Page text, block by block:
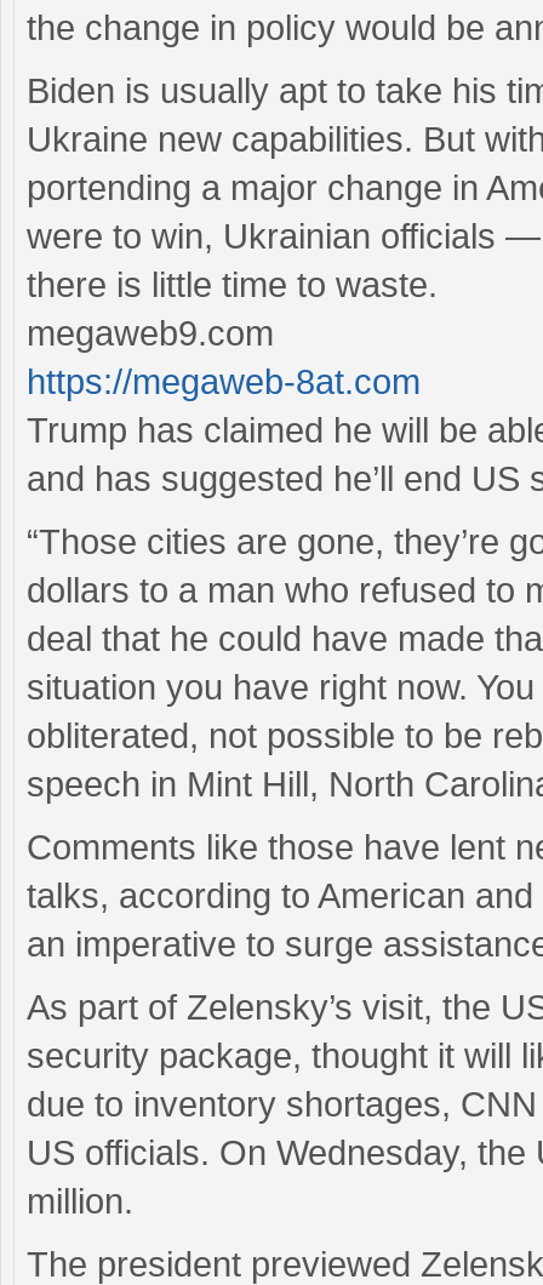
the change in policy would be
Biden is usually apt to take his
Ukraine new capabilities. But
portending a major change in
were to win, Ukrainian officials
there is little time to waste.
megaweb9.com
https://megaweb-8at.com
Trump has claimed he will be
and has suggested he’ll end US
“Those cities are gone, they’re
dollars to a man who refused to
deal that he could have made
situation you have right now.
obliterated, not possible to be
speech in Mint Hill, North
Comments like those have lent
talks, according to American
an imperative to surge
As part of Zelensky’s visit, the
security package, thought it will
due to inventory shortages,
US officials. On Wednesday,
million.
The president previewed